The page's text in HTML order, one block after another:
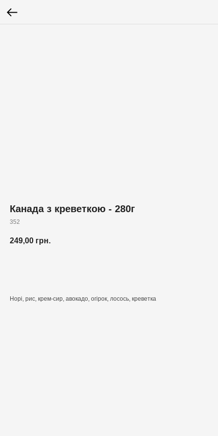
Канада з креветкою - 280г
352
249,00 грн.
Норі, рис, крем-сир, авокадо, огірок, лосось, креветка